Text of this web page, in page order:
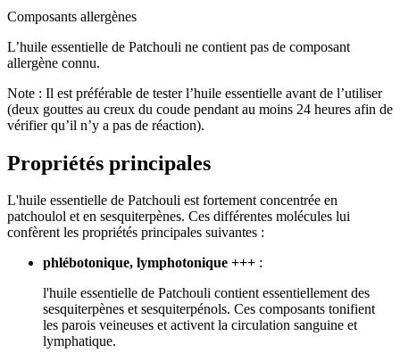
Composants allergènes
L’huile essentielle de Patchouli ne contient pas de composant
allergène connu.
Note : Il est préférable de tester l’huile essentielle avant de l’utiliser
(deux gouttes au creux du coude pendant au moins 24 heures afin de
vérifier qu’il n’y a pas de réaction).
Propriétés principales
L'huile essentielle de Patchouli est fortement concentrée en
patchoulol et en sesquiterpènes. Ces différentes molécules lui
confèrent les propriétés principales suivantes :
phlébotonique, lymphotonique +++ :
l'huile essentielle de Patchouli contient essentiellement des
sesquiterpènes et sesquiterpénols. Ces composants tonifient
les parois veineuses et activent la circulation sanguine et
lymphatique.